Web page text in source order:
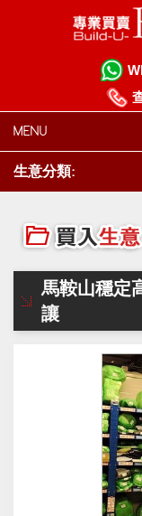
MENU
生意分類:
馬鞍山穩定
讓